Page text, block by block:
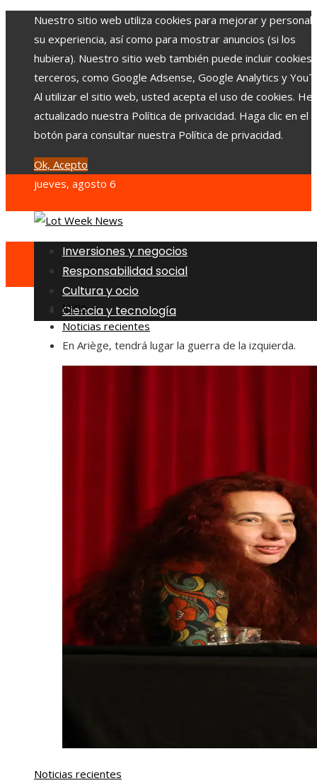
Nuestro sitio web utiliza cookies para mejorar y
su experiencia, así como para mostrar anuncios (si los
hubiera). Nuestro sitio web también puede incluir cookies
terceros, como Google Adsense, Google Analytics y
Al utilizar el sitio web, usted acepta el uso de cookies.
actualizado nuestra Política de privacidad. Haga clic en el
botón para consultar nuestra Política de privacidad.
Ok, Acepto
jueves, agosto 6
Inversiones y negocios
Responsabilidad social
Cultura y ocio
Ciencia y tecnología
Inicio
Noticias recientes
En Ariège, tendrá lugar la guerra de la izquierda.
Noticias recientes